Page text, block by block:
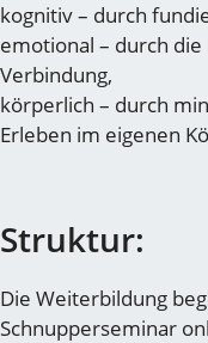
kognitiv – durch
emotional – durch
Verbindung,
körperlich – durch
Erleben im eigenen
Struktur:
Die Weiterbildung
Schnupperseminar